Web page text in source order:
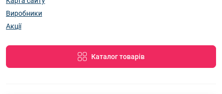
Виробники
Акції
Каталог товарів